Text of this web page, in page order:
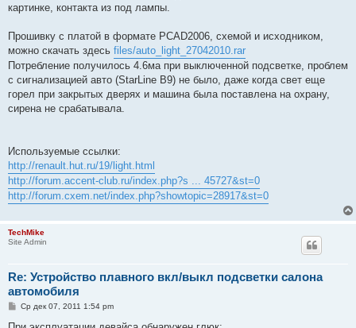
картинке, контакта из под лампы.
Прошивку с платой в формате PCAD2006, схемой и исходником,
можно скачать здесь files/auto_light_27042010.rar
Потребление получилось 4.6ма при выключенной подсветке, проблем
с сигнализацией авто (StarLine B9) не было, даже когда свет еще
горел при закрытых дверях и машина была поставлена на охрану,
сирена не срабатывала.
Используемые ссылки:
http://renault.hut.ru/19/light.html
http://forum.accent-club.ru/index.php?s ... 45727&st=0
http://forum.cxem.net/index.php?showtopic=28917&st=0
TechMike
Site Admin
Re: Устройство плавного вкл/выкл подсветки салона
автомобиля
С
о
Ср дек 07, 2011 1:54 pm